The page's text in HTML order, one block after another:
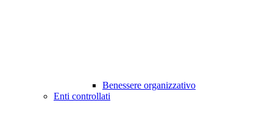
Benessere organizzativo
Enti controllati